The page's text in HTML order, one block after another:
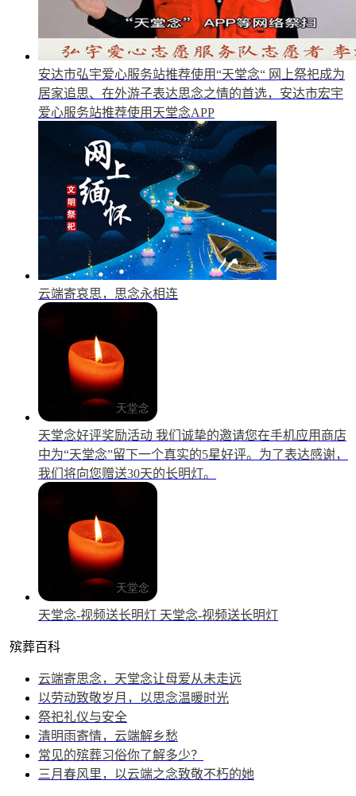
安达市弘宇爱心服务站推荐使用“天堂念“ 网上祭祀成为
居家追思、在外游子表达思念之情的首选，安达市宏宇
爱心服务站推荐使用天堂念APP
云端寄哀思，思念永相连
天堂念好评奖励活动 我们诚挚的邀请您在手机应用商店
中为“天堂念”留下一个真实的5星好评。为了表达感谢，
我们将向您赠送30天的长明灯。
天堂念-视频送长明灯 天堂念-视频送长明灯
殡葬百科
云端寄思念，天堂念让母爱从未走远
以劳动致敬岁月，以思念温暖时光
祭祀礼仪与安全
清明雨寄情，云端解乡愁
常见的殡葬习俗你了解多少？
三月春风里，以云端之念致敬不朽的她